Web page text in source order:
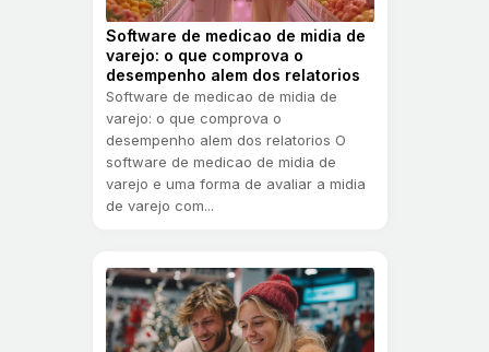
Software de medicao de midia de
varejo: o que comprova o
desempenho alem dos relatorios
Software de medicao de midia de
varejo: o que comprova o
desempenho alem dos relatorios O
software de medicao de midia de
varejo e uma forma de avaliar a midia
de varejo com...